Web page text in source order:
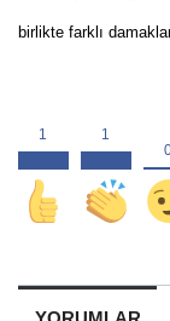
birlikte farklı